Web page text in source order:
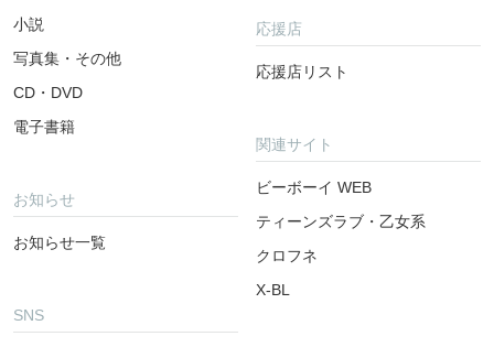
小説
写真集・その他
CD・DVD
電子書籍
お知らせ
お知らせ一覧
SNS
応援店
応援店リスト
関連サイト
ビーボーイ WEB
ティーンズラブ・乙女系
クロフネ
X-BL